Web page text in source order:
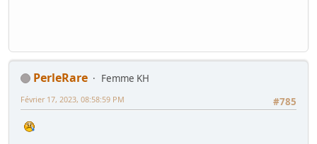
PerleRare
Femme KH
#785
Février 17, 2023, 08:58:59 PM